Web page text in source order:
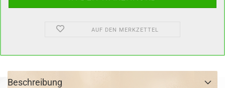
AUF DEN MERKZETTEL
Beschreibung